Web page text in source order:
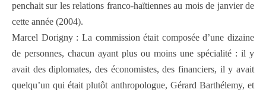
penchait sur les relations franco-haïtiennes au mois de janvier de
cette année (2004).
Marcel Dorigny : La commission était composée d’une dizaine
de personnes, chacun ayant plus ou moins une spécialité : il y
avait des diplomates, des économistes, des financiers, il y avait
quelqu’un qui était plutôt anthropologue, Gérard Barthélemy, et